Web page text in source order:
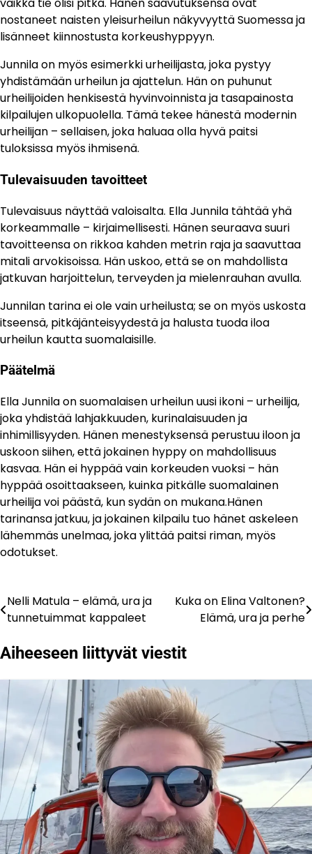
nostaneet naisten yleisurheilun näkyvyyttä Suomessa ja
lisänneet kiinnostusta korkeushyppyyn.
Junnila on myös esimerkki urheilijasta, joka pystyy
yhdistämään urheilun ja ajattelun. Hän on puhunut
urheilijoiden henkisestä hyvinvoinnista ja tasapainosta
kilpailujen ulkopuolella. Tämä tekee hänestä modernin
urheilijan – sellaisen, joka haluaa olla hyvä paitsi
tuloksissa myös ihmisenä.
Tulevaisuuden tavoitteet
Tulevaisuus näyttää valoisalta. Ella Junnila tähtää yhä
korkeammalle – kirjaimellisesti. Hänen seuraava suuri
tavoitteensa on rikkoa kahden metrin raja ja saavuttaa
mitali arvokisoissa. Hän uskoo, että se on mahdollista
jatkuvan harjoittelun, terveyden ja mielenrauhan avulla.
Junnilan tarina ei ole vain urheilusta; se on myös uskosta
itseensä, pitkäjänteisyydestä ja halusta tuoda iloa
urheilun kautta suomalaisille.
Päätelmä
Ella Junnila on suomalaisen urheilun uusi ikoni – urheilija,
joka yhdistää lahjakkuuden, kurinalaisuuden ja
inhimillisyyden. Hänen menestyksensä perustuu iloon ja
uskoon siihen, että jokainen hyppy on mahdollisuus
kasvaa. Hän ei hyppää vain korkeuden vuoksi – hän
hyppää osoittaakseen, kuinka pitkälle suomalainen
urheilija voi päästä, kun sydän on mukana.Hänen
tarinansa jatkuu, ja jokainen kilpailu tuo hänet askeleen
lähemmäs unelmaa, joka ylittää paitsi riman, myös
odotukset.
Artikkelien
Nelli Matula – elämä, ura ja
tunnetuimmat kappaleet
Kuka on Elina Valtonen?
Elämä, ura ja perhe
Aiheeseen liittyvät viestit